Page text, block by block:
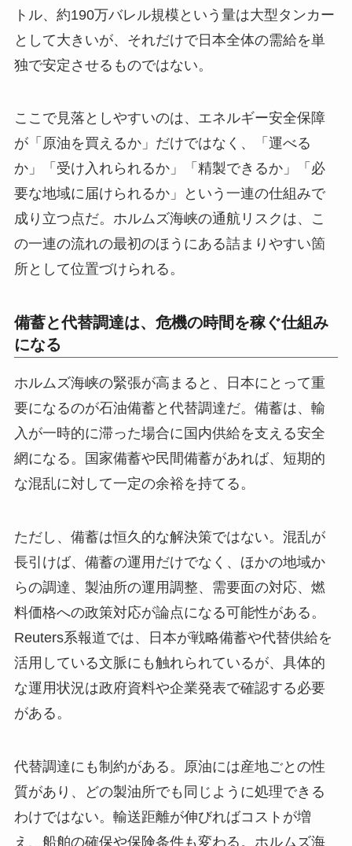
トル、約190万バレル規模という量は大型タンカー
として大きいが、それだけで日本全体の需給を単
独で安定させるものではない。
ここで見落としやすいのは、エネルギー安全保障
が「原油を買えるか」だけではなく、「運べる
か」「受け入れられるか」「精製できるか」「必
要な地域に届けられるか」という一連の仕組みで
成り立つ点だ。ホルムズ海峡の通航リスクは、こ
の一連の流れの最初のほうにある詰まりやすい箇
所として位置づけられる。
備蓄と代替調達は、危機の時間を稼ぐ仕組み
になる
ホルムズ海峡の緊張が高まると、日本にとって重
要になるのが石油備蓄と代替調達だ。備蓄は、輸
入が一時的に滞った場合に国内供給を支える安全
網になる。国家備蓄や民間備蓄があれば、短期的
な混乱に対して一定の余裕を持てる。
ただし、備蓄は恒久的な解決策ではない。混乱が
長引けば、備蓄の運用だけでなく、ほかの地域か
らの調達、製油所の運用調整、需要面の対応、燃
料価格への政策対応が論点になる可能性がある。
Reuters系報道では、日本が戦略備蓄や代替供給を
活用している文脈にも触れられているが、具体的
な運用状況は政府資料や企業発表で確認する必要
がある。
代替調達にも制約がある。原油には産地ごとの性
質があり、どの製油所でも同じように処理できる
わけではない。輸送距離が伸びればコストが増
え、船舶の確保や保険条件も変わる。ホルムズ海